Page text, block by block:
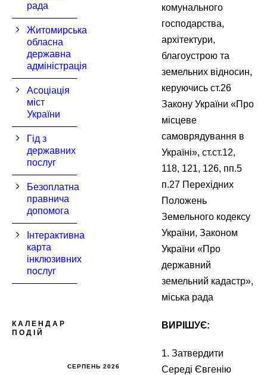
комунального
господарства,
архітектури,
благоустрою та
земельних відносин,
керуючись ст.26
Закону України «Про
місцеве
самоврядування в
Україні», ст.ст.12,
118, 121, 126, пп.5
п.27 Перехідних
Положень
Земельного кодексу
України, Законом
України «Про
державний
земельний кадастр»,
міська рада
ВИРІШУЄ:
1. Затвердити
Середі Євгенію
рада
Житомирська
обласна
державна
адміністрація
Асоціація
міст
України
Гід з
державних
послуг
Безоплатна
правнича
допомога
Інтерактивна
карта
інклюзивних
послуг
КАЛЕНДАР
ПОДІЙ
СЕРПЕНЬ 2026